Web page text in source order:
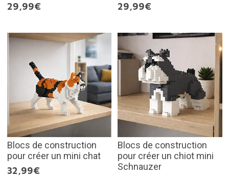
29,99€
29,99€
Blocs de construction
pour créer un mini chat
32,99€
Blocs de construction
pour créer un chiot mini
Schnauzer